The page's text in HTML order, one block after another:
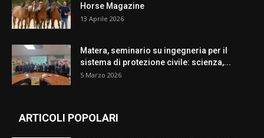
Horse Magazine
13 Aprile 2026
Matera, seminario su ingegneria per il
sistema di protezione civile: scienza,...
5 Marzo 2026
ARTICOLI POPOLARI